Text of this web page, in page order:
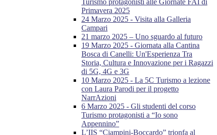
Turismo protagonisti alle Giornate FAI di
Primavera 2025
24 Marzo 2025 - Visita alla Galleria
Campari
21 marzo 2025 – Uno sguardo al futuro
19 Marzo 2025 - Giornata alla Cantina
Bosca di Canelli: Un'Esperienza Tra
Storia, Cultura e Innovazione per i Ragazzi
di 5G, 4G e 3G
10 Marzo 2025 - La 5C Turismo a lezione
con Laura Parodi per il progetto
NarrAzioni
6 Marzo 2025 - Gli studenti del corso
Turismo protagonisti a “Io sono
Appennino”
L’IIS “Ciampini-Boccardo” trionfa al